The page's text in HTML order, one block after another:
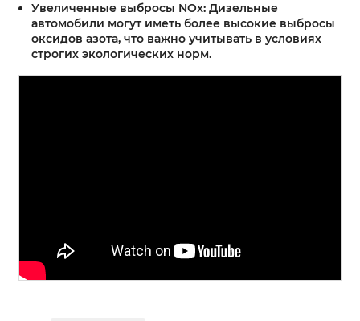
Увеличенные выбросы NOx: Дизельные
автомобили могут иметь более высокие выбросы
оксидов азота, что важно учитывать в условиях
строгих экологических норм.